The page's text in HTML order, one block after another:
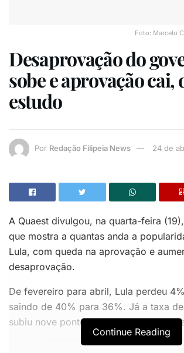
Foto: Marcelo
Desaprovação do
sobe e aprovação cai,
estudo
Por Redação Filipeia News 24 de
A Quaest divulgou, na quarta-feira
que mostra a quantas anda a
Lula, com queda na aprovação e
desaprovação.
De fevereiro para abril, Lula perdeu
saindo de 40% para 36%. Já a taxa
subiu nove pontos, saindo de 20%
Continue Reading